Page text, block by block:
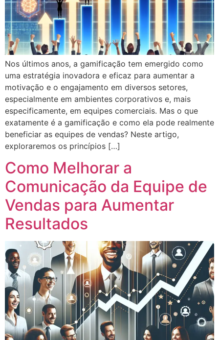
Nos últimos anos, a gamificação tem emergido como
uma estratégia inovadora e eficaz para aumentar a
motivação e o engajamento em diversos setores,
especialmente em ambientes corporativos e, mais
especificamente, em equipes comerciais. Mas o que
exatamente é a gamificação e como ela pode realmente
beneficiar as equipes de vendas? Neste artigo,
exploraremos os princípios […]
Como Melhorar a
Comunicação da Equipe de
Vendas para Aumentar
Resultados